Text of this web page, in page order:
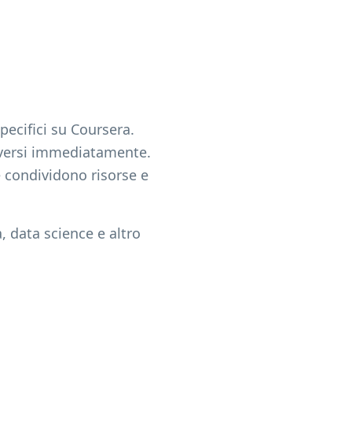
su Coursera.
immediatamente.
risorse e
data science e altro